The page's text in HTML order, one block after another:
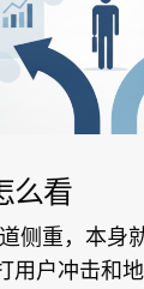
么看
侧重，本身
用户冲击和